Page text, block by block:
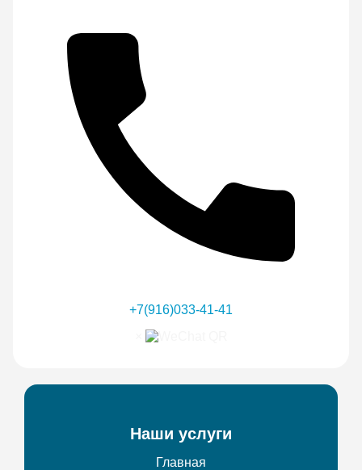
+7(916)033-41-41
Наши услуги
Главная